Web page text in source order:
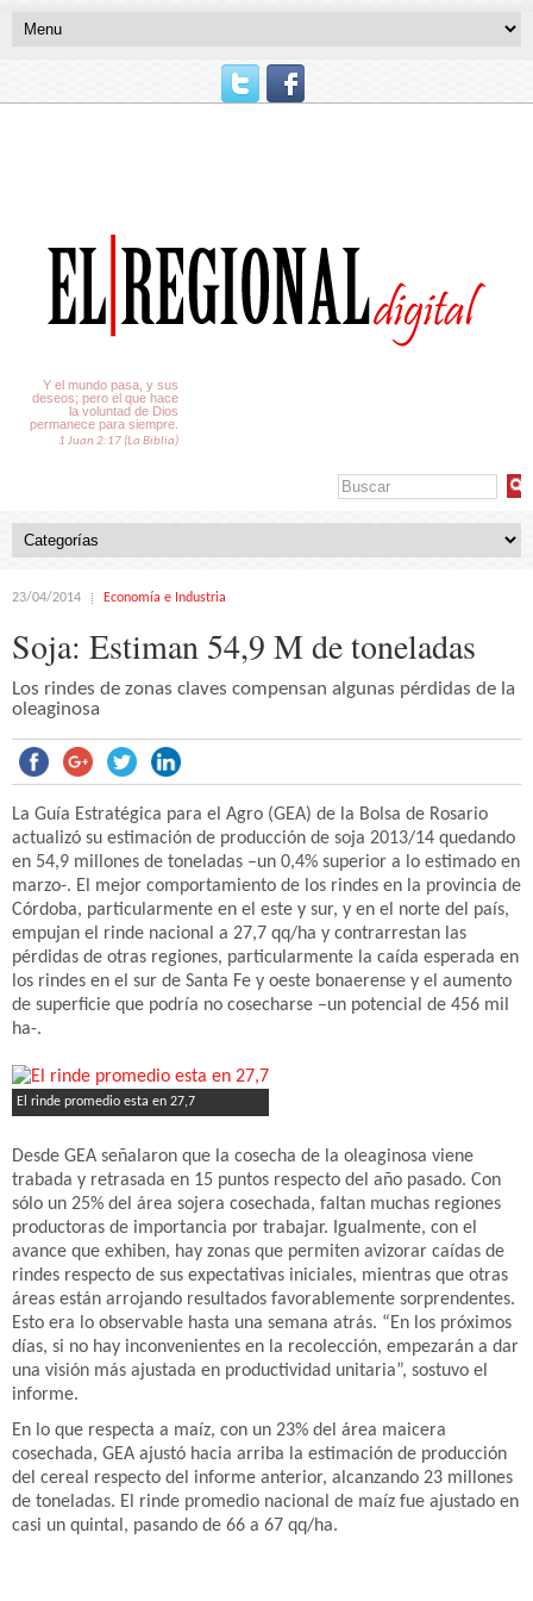
Y el mundo pasa, y sus
deseos; pero el que hace
la voluntad de Dios
permanece para siempre.
1 Juan 2:17 (La Biblia)
23/04/2014 Economía e Industria
Soja: Estiman 54,9 M de toneladas
Los rindes de zonas claves compensan algunas pérdidas de la
oleaginosa
La Guía Estratégica para el Agro (GEA) de la Bolsa de Rosario
actualizó su estimación de producción de soja 2013/14 quedando
en 54,9 millones de toneladas –un 0,4% superior a lo estimado en
marzo-. El mejor comportamiento de los rindes en la provincia de
Córdoba, particularmente en el este y sur, y en el norte del país,
empujan el rinde nacional a 27,7 qq/ha y contrarrestan las
pérdidas de otras regiones, particularmente la caída esperada en
los rindes en el sur de Santa Fe y oeste bonaerense y el aumento
de superficie que podría no cosecharse –un potencial de 456 mil
ha-.
El rinde promedio esta en 27,7
Desde GEA señalaron que la cosecha de la oleaginosa viene
trabada y retrasada en 15 puntos respecto del año pasado. Con
sólo un 25% del área sojera cosechada, faltan muchas regiones
productoras de importancia por trabajar. Igualmente, con el
avance que exhiben, hay zonas que permiten avizorar caídas de
rindes respecto de sus expectativas iniciales, mientras que otras
áreas están arrojando resultados favorablemente sorprendentes.
Esto era lo observable hasta una semana atrás. “En los próximos
días, si no hay inconvenientes en la recolección, empezarán a dar
una visión más ajustada en productividad unitaria”, sostuvo el
informe.
En lo que respecta a maíz, con un 23% del área maicera
cosechada, GEA ajustó hacia arriba la estimación de producción
del cereal respecto del informe anterior, alcanzando 23 millones
de toneladas. El rinde promedio nacional de maíz fue ajustado en
casi un quintal, pasando de 66 a 67 qq/ha.